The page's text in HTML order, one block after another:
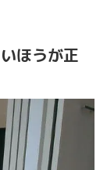
ほうが正